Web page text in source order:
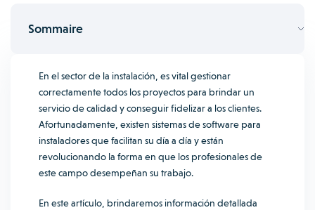
Sommaire
En el sector de la instalación, es vital gestionar
correctamente todos los proyectos para brindar un
servicio de calidad y conseguir fidelizar a los clientes.
Afortunadamente, existen sistemas de software para
instaladores que facilitan su día a día y están
revolucionando la forma en que los profesionales de
este campo desempeñan su trabajo.
En este artículo, brindaremos información detallada